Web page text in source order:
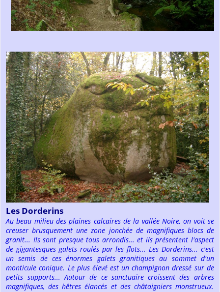
Les Dorderins
Au beau milieu des plaines calcaires de la vallée Noire, on voit se
creuser brusquement une zone jonchée de magnifiques blocs de
granit... Ils sont presque tous arrondis... et ils présentent l'aspect
de gigantesques galets roulés par les flots... Les Dorderins... c'est
un semis de ces énormes galets granitiques au sommet d'un
monticule conique. Le plus élevé est un champignon dressé sur de
petits supports... Autour de ce sanctuaire croissent des arbres
magnifiques, des hêtres élancés et des châtaigniers monstrueux.